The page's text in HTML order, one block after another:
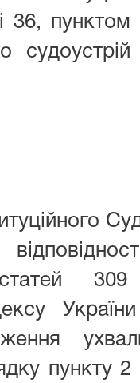
36,
статей
пункту